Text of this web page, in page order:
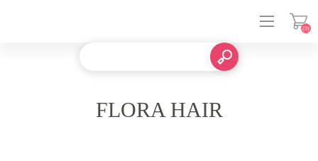
(0)
FLORA HAIR